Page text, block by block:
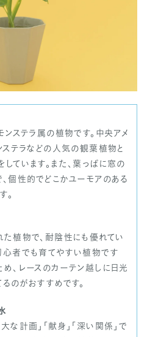
ンステラ属の植物です。中央アメ
ステラなどの人気の観葉植物と
ています。また、葉っぱに窓の
個性的でどこかユーモアのある
。
植物で、耐陰性にも優れてい
心者でも育てやすい植物です
、レースのカーテン越しに日光
のがおすすめです。
な計画」「献身」「深い関係」で